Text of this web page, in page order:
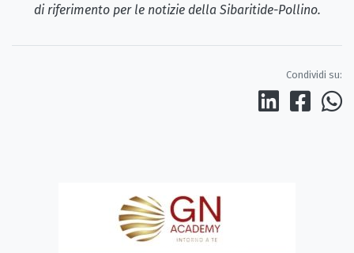
di riferimento per le notizie della Sibaritide-Pollino.
Condividi su: